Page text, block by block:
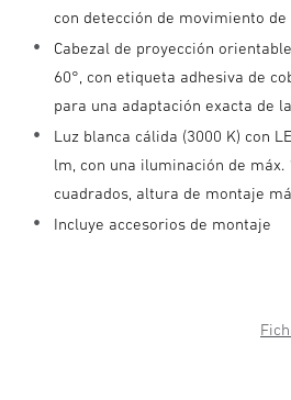
con detección de movimiento de
Cabezal de proyección
60°, con etiqueta adhesiva de
para una adaptación exacta de
Luz blanca cálida (3000 K) con
lm, con una iluminación de máx.
cuadrados, altura de montaje
Incluye accesorios de montaje